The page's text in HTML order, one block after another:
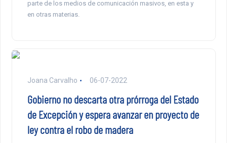
parte de los medios de comunicación masivos, en esta y
en otras materias.
Joana Carvalho 06-07-2022
Gobierno no descarta otra prórroga del Estado
de Excepción y espera avanzar en proyecto de
ley contra el robo de madera